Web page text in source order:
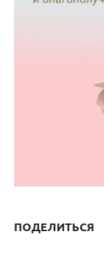
ПОДЕЛИТЬСЯ